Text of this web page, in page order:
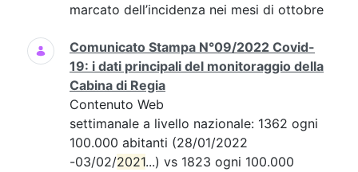
marcato dell’incidenza nei mesi di ottobre
Comunicato Stampa N°09/2022 Covid-
19: i dati principali del monitoraggio della
Cabina di Regia
Contenuto Web
settimanale a livello nazionale: 1362 ogni
100.000 abitanti (28/01/2022
-03/02/2021...) vs 1823 ogni 100.000